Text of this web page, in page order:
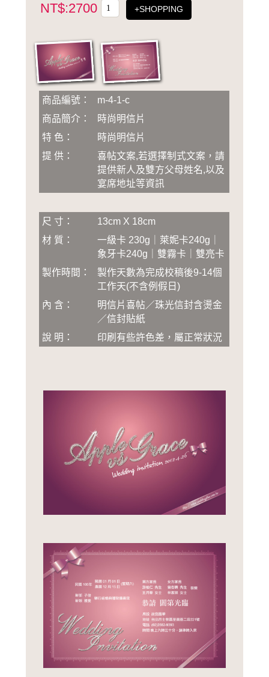
NT$:2700 +SHOPPING
商品編號：
m-4-1-c
商品簡介：
時尚明信片
特 色：
時尚明信片
提 供：
喜帖文案,若選擇制式文案，請
提供新人及雙方父母姓名,以及
宴席地址等資訊
尺 寸：
13cm X 18cm
材 質：
一級卡 230g｜萊妮卡240g｜
象牙卡240g｜雙霧卡｜雙亮卡
製作時間：
製作天數為完成校稿後9-14個
工作天(不含例假日)
內 含：
明信片喜帖／珠光信封含燙金
／信封貼紙
說 明：
印刷有些許色差，屬正常狀況